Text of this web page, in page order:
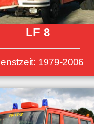
LF 8
1979-2006